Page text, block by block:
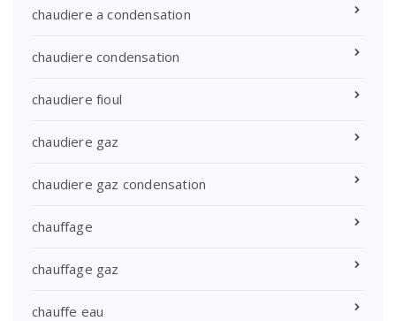
chaudiere a condensation
chaudiere condensation
chaudiere fioul
chaudiere gaz
chaudiere gaz condensation
chauffage
chauffage gaz
chauffe eau